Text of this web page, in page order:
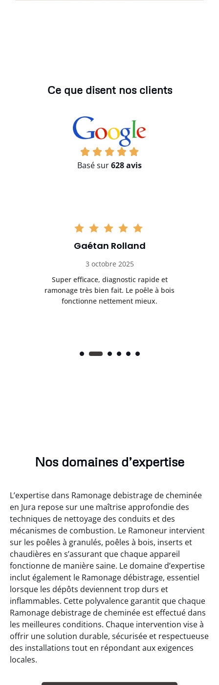
Ce que disent nos clients
Basé sur628 avis
Gaétan Rolland
3 octobre 2025
Super efficace, diagnostic rapide et
ramonage très bien fait. Le poêle à bois
fonctionne nettement mieux.
Nos domaines d’expertise
L’expertise dans Ramonage debistrage de cheminée
en Jura repose sur une maîtrise approfondie des
techniques de nettoyage des conduits et des
mécanismes de combustion. Le Ramoneur intervient
sur les poêles à granulés, poêles à bois, inserts et
chaudières en s’assurant que chaque appareil
fonctionne de manière saine. Le domaine d’expertise
inclut également le Ramonage débistrage, essentiel
lorsque les dépôts deviennent trop durs et
inflammables. Cette polyvalence garantit que chaque
Ramonage debistrage de cheminée est effectué dans
les meilleures conditions. Chaque intervention vise à
offrir une solution durable, sécurisée et respectueuse
des installations tout en répondant aux exigences
locales.